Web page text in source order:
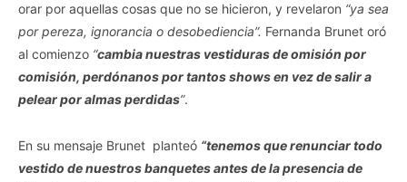
orar por aquellas cosas que no se hicieron, y revelaron “ya sea
por pereza, ignorancia o desobediencia”. Fernanda Brunet oró
al comienzo “cambia nuestras vestiduras de omisión por
comisión, perdónanos por tantos shows en vez de salir a
pelear por almas perdidas”.
En su mensaje Brunet planteó “tenemos que renunciar todo
vestido de nuestros banquetes antes de la presencia de